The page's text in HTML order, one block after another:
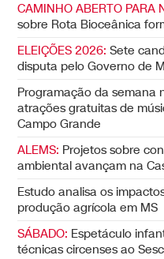
CAMINHO ABERTO PARA
sobre Rota Bioceânica
ELEIÇÕES 2026: Sete
disputa pelo Governo de
Programação da semana
atrações gratuitas de
Campo Grande
ALEMS: Projetos sobre
ambiental avançam na
Estudo analisa os
produção agrícola em MS
SÁBADO: Espetáculo
técnicas circenses ao